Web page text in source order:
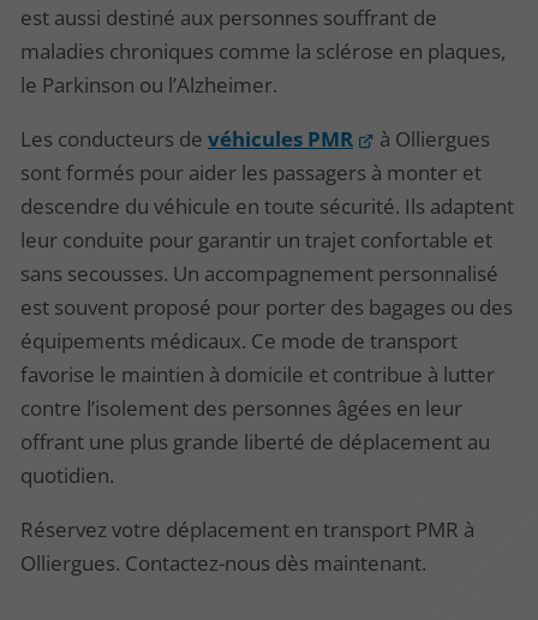
est aussi destiné aux personnes souffrant de
maladies chroniques comme la sclérose en plaques,
le Parkinson ou l’Alzheimer.
Les conducteurs de véhicules PMR
à Olliergues
sont formés pour aider les passagers à monter et
descendre du véhicule en toute sécurité. Ils adaptent
leur conduite pour garantir un trajet confortable et
sans secousses. Un accompagnement personnalisé
est souvent proposé pour porter des bagages ou des
équipements médicaux. Ce mode de transport
favorise le maintien à domicile et contribue à lutter
contre l’isolement des personnes âgées en leur
offrant une plus grande liberté de déplacement au
quotidien.
Réservez votre déplacement en transport PMR à
Olliergues. Contactez-nous dès maintenant.